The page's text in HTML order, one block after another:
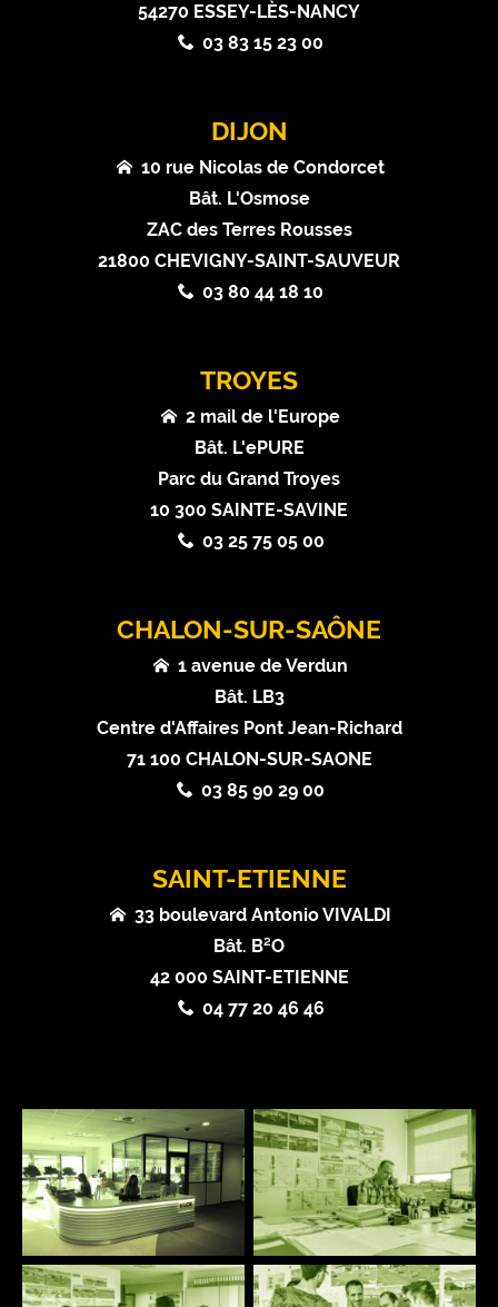
54270 ESSEY-LÈS-NANCY
03 83 15 23 00
DIJON
10 rue Nicolas de Condorcet
Bât. L'Osmose
ZAC des Terres Rousses
21800 CHEVIGNY-SAINT-SAUVEUR
03 80 44 18 10
TROYES
2 mail de l'Europe
Bât. L'ePURE
Parc du Grand Troyes
10 300 SAINTE-SAVINE
03 25 75 05 00
CHALON-SUR-SAÔNE
1 avenue de Verdun
Bât. LB3
Centre d'Affaires Pont Jean-Richard
71 100 CHALON-SUR-SAONE
03 85 90 29 00
SAINT-ETIENNE
33 boulevard Antonio VIVALDI
Bât. B²O
42 000 SAINT-ETIENNE
04 77 20 46 46